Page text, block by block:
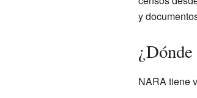
y
NARA tiene